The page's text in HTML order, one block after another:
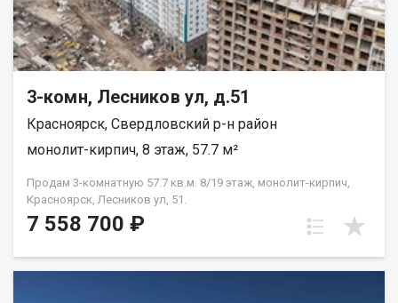
3-комн, Лесников ул, д.51
Красноярск, Свердловский р-н район
монолит-кирпич, 8 этаж, 57.7 м²
Продам 3-комнатную 57.7 кв.м. 8/19 этаж, монолит-кирпич,
Красноярск, Лесников ул, 51.
7 558 700 ₽